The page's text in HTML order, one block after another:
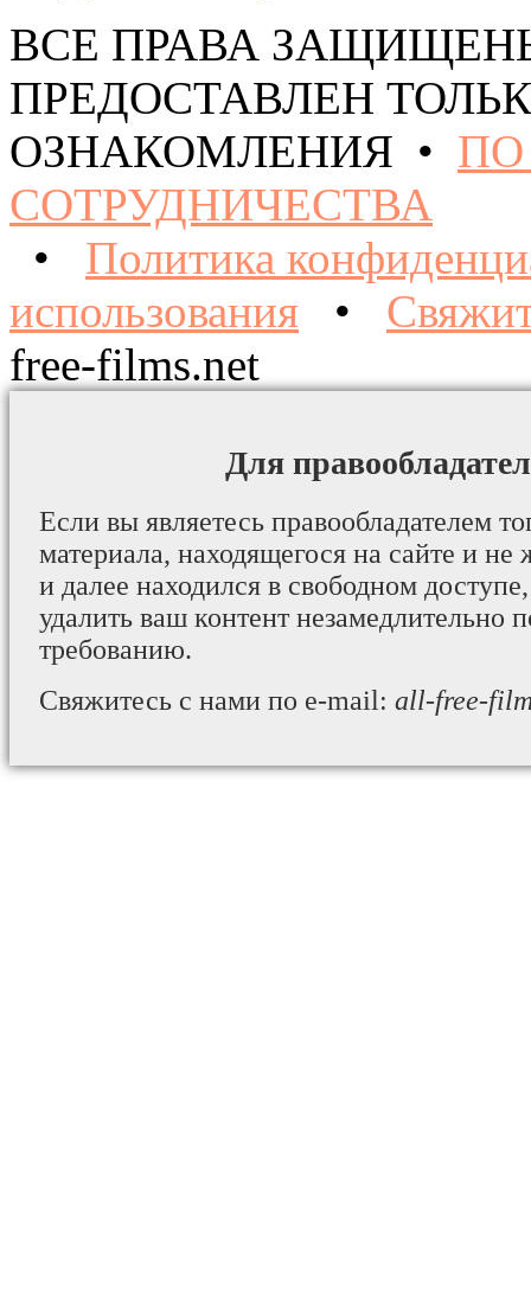
ВСЕ ПРАВА
ПРЕДОСТАВЛЕН
ОЗНАКОМЛЕНИЯ •
СОТРУДНИЧЕСТВА
• Политика
использования •
free-films.net
Для
Если вы являетесь правообладателем
материала, находящегося на сайте и не
и далее находился в свободном
удалить ваш контент незамедлительно
требованию.
Свяжитесь с нами по e-mail: all-free-